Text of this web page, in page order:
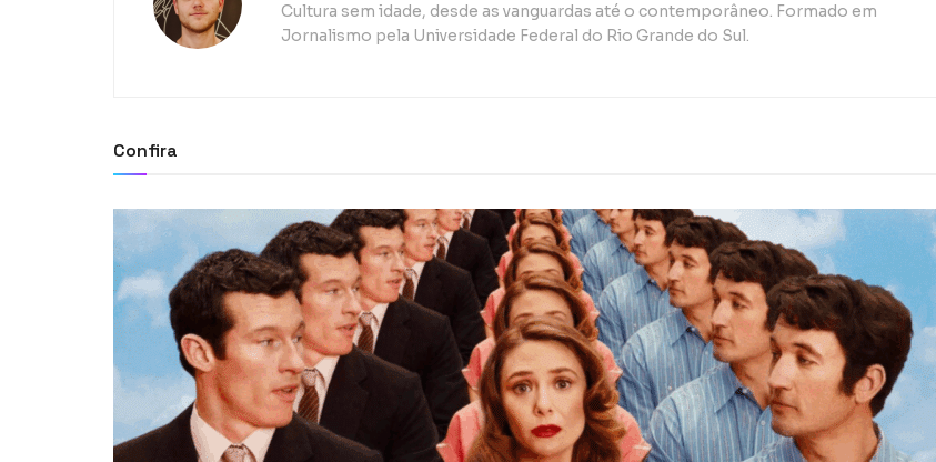
Cultura sem idade, desde as vanguardas até o contemporâneo. Formado em
Jornalismo pela Universidade Federal do Rio Grande do Sul.
Confira